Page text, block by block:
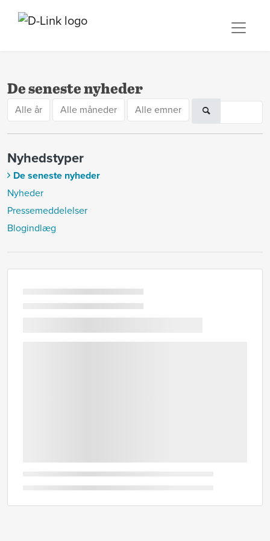
De seneste nyheder
Alle år Alle måneder Alle emner
Nyhedstyper
De seneste nyheder
Nyheder
Pressemeddelelser
Blogindlæg